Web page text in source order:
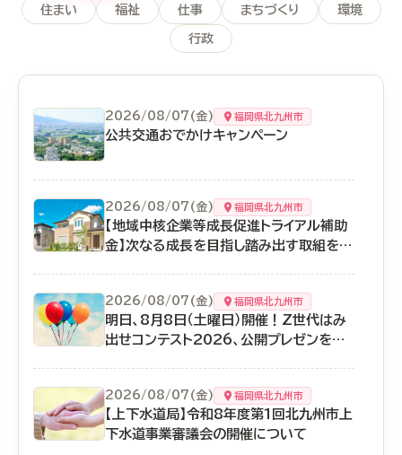
住まい 福祉 仕事 まちづくり 環境
行政
2026/08/07(金) 福岡県北九州市
公共交通おでかけキャンペーン
2026/08/07(金) 福岡県北九州市
【地域中核企業等成長促進トライアル補助
金】次なる成長を目指し踏み出す取組を応
2026/08/07(金) 福岡県北九州市
明日、8月8日（土曜日）開催！Z世代はみ
出せコンテスト2026、公開プレゼンを小
2026/08/07(金) 福岡県北九州市
【上下水道局】令和8年度第1回北九州市上
下水道事業審議会の開催について